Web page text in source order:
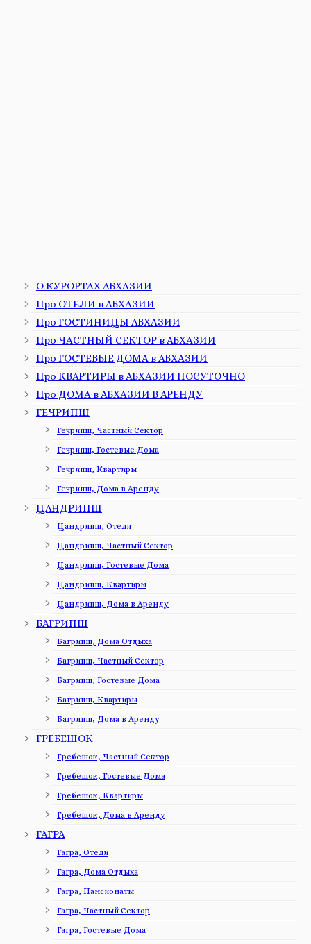
О КУРОРТАХ АБХАЗИИ
Про ОТЕЛИ в АБХАЗИИ
Про ГОСТИНИЦЫ АБХАЗИИ
Про ЧАСТНЫЙ СЕКТОР в АБХАЗИИ
Про ГОСТЕВЫЕ ДОМА в АБХАЗИИ
Про КВАРТИРЫ в АБХАЗИИ ПОСУТОЧНО
Про ДОМА в АБХАЗИИ В АРЕНДУ
ГЕЧРИПШ
Гечрипш, Частный Сектор
Гечрипш, Гостевые Дома
Гечрипш, Квартиры
Гечрипш, Дома в Аренду
ЦАНДРИПШ
Цандрипш, Отели
Цандрипш, Частный Сектор
Цандрипш, Гостевые Дома
Цандрипш, Квартиры
Цандрипш, Дома в Аренду
БАГРИПШ
Багрипш, Дома Отдыха
Багрипш, Частный Сектор
Багрипш, Гостевые Дома
Багрипш, Квартиры
Багрипш, Дома в Аренду
ГРЕБЕШОК
Гребешок, Частный Сектор
Гребешок, Гостевые Дома
Гребешок, Квартиры
Гребешок, Дома в Аренду
ГАГРА
Гагра, Отели
Гагра, Дома Отдыха
Гагра, Пансионаты
Гагра, Частный Сектор
Гагра, Гостевые Дома